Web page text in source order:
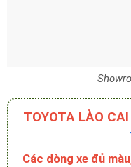
TOYOTA LÀO CAI
Các dòng xe đủ